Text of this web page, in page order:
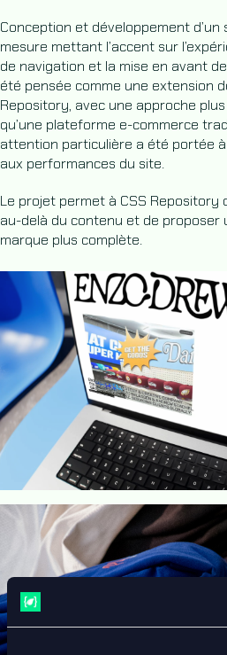
Conception et développement
mesure mettant l’accent sur
de navigation et la mise en avant
été pensée comme une extension
Repository, avec une approche
qu’une plateforme e-commerce
attention particulière a été portée à
aux performances du site.
Le projet permet à CSS Repository
au-delà du contenu et de proposer
marque plus complète.